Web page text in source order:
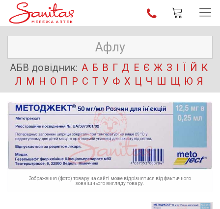
АБВ довідник: А Б В Г Д Е Є Ж З І Ї Й К
Л М Н О П Р С Т У Ф Х Ц Ч Ш Щ Ю Я
Зображення (фото) товару на сайті може відрізнятися від фактичного
зовнішнього вигляду товару.